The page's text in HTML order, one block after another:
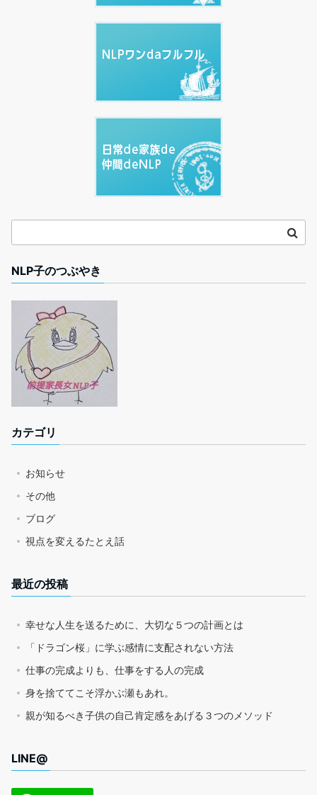
NLP子のつぶやき
カテゴリ
お知らせ
その他
ブログ
視点を変えるたとえ話
最近の投稿
幸せな人生を送るために、大切な５つの計画とは
「ドラゴン桜」に学ぶ感情に支配されない方法
仕事の完成よりも、仕事をする人の完成
身を捨ててこそ浮かぶ瀬もあれ。
親が知るべき子供の自己肯定感をあげる３つのメソッド
LINE@